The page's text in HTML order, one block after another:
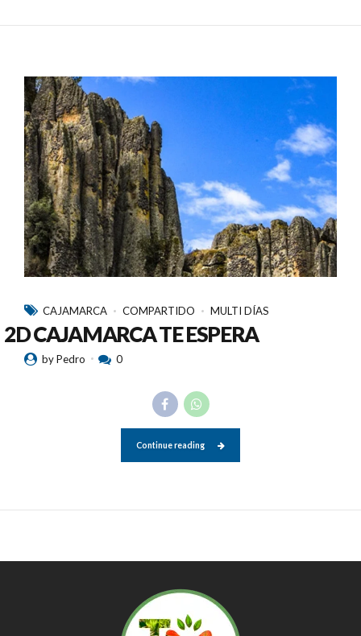
CAJAMARCA COMPARTIDO MULTI DÍAS
2D CAJAMARCA TE ESPERA
by Pedro 0
Continue reading